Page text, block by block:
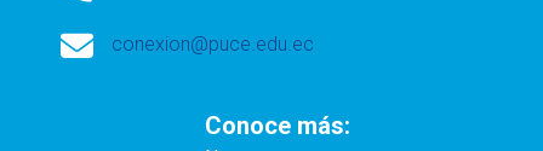
 conexion@puce.edu.ec
Conoce más: